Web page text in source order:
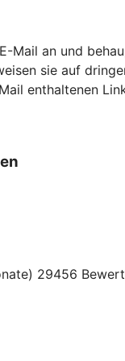
Mail an und
sie auf
enthaltenen
29456